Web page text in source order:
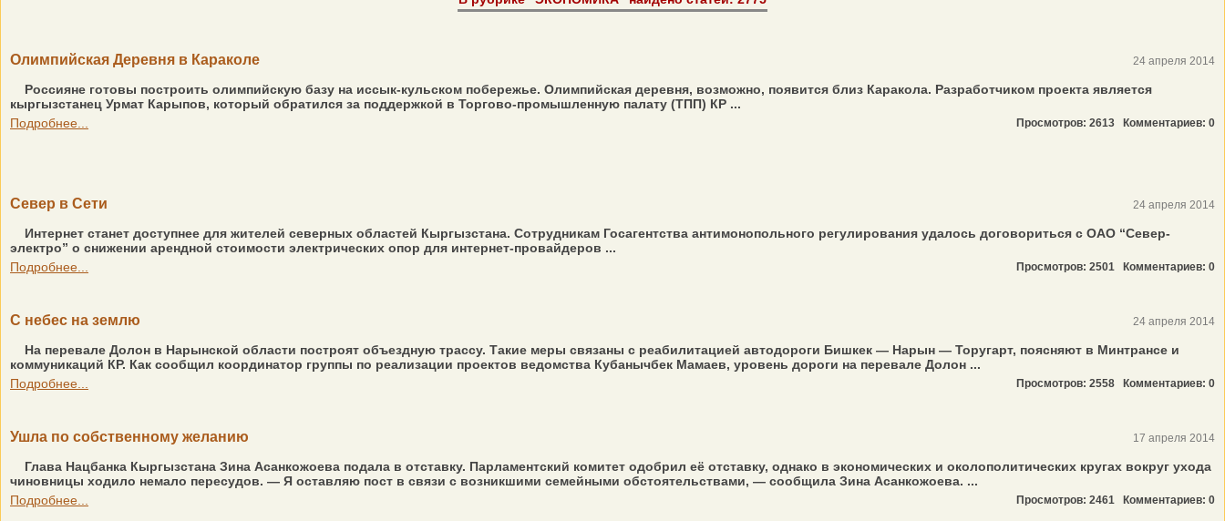
Олимпийская Деревня в Караколе 24 апреля 2014
Россияне готовы построить олимпийскую базу на иссык-кульском побережье. Олимпийская деревня, возможно, появится близ Каракола. Разработчиком проекта является
кыргызстанец Урмат Карыпов, который обратился за поддержкой в Торгово-промышленную палату (ТПП) КР ...
Подробнее...
Просмотров: 2613 Комментариев: 0
Север в Сети 24 апреля 2014
Интернет станет доступнее для жителей северных областей Кыргызстана. Сотрудникам Госагентства антимонопольного регулирования удалось договориться с ОАО “Север­
электро” о снижении арендной стоимости электрических опор для интернет-провайдеров ...
Подробнее...
Просмотров: 2501 Комментариев: 0
С небес на землю 24 апреля 2014
На перевале Долон в Нарынской области построят объездную трассу. Такие меры связаны с реабилитацией автодороги Бишкек — Нарын — Торугарт, поясняют в Минтрансе и
коммуникаций КР. Как сообщил координатор группы по реализации проектов ведомства Кубанычбек Мамаев, уровень дороги на перевале Долон ...
Подробнее...
Просмотров: 2558 Комментариев: 0
Ушла по собственному желанию 17 апреля 2014
Глава Нацбанка Кыргызстана Зина Асанкожоева подала в отставку. Парламентский комитет одобрил её отставку, однако в экономических и околополитических кругах вокруг ухода
чиновницы ходило немало пересудов. — Я оставляю пост в связи с возникшими семейными обстоятельствами, — сообщила Зина Асанкожоева. ...
Подробнее...
Просмотров: 2461 Комментариев: 0